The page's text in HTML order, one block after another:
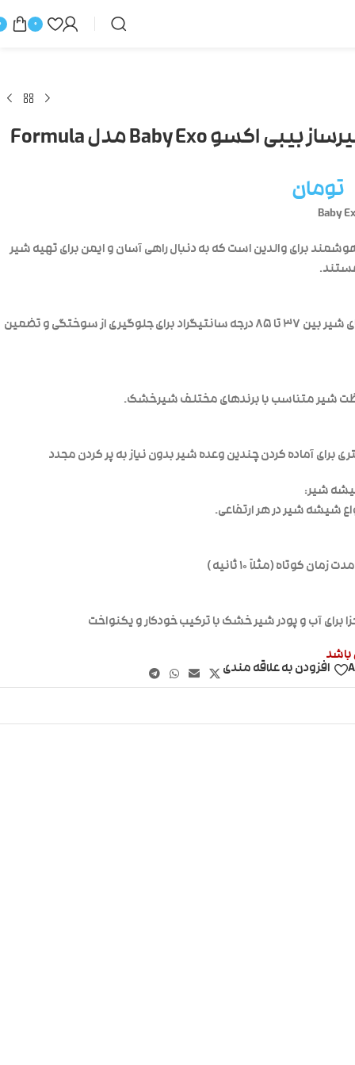
0
دستگاه شیرساز بیبی اکسو Baby Exo مدل Formula
تومان
هوشمند برای والدین است که به دنبال راهی آسان و ایمن برای تهیه شیر
قابلیت تنظیم دمای شیر بین ۳۷ تا ۸۵ درجه سانتیگراد برای جلوگیری از سوختگی و تضمین
شیر متناسب با برندهای مختلف شیرخشک.
شیر:
شیشه شیر در هر ارتفاعی.
کوتاه (مثلاً ۱۰ ثانیه )
برای آب و پودر شیر خشک با ترکیب خودکار و یکنواخت
باشد
افزودن به علاقه مندی